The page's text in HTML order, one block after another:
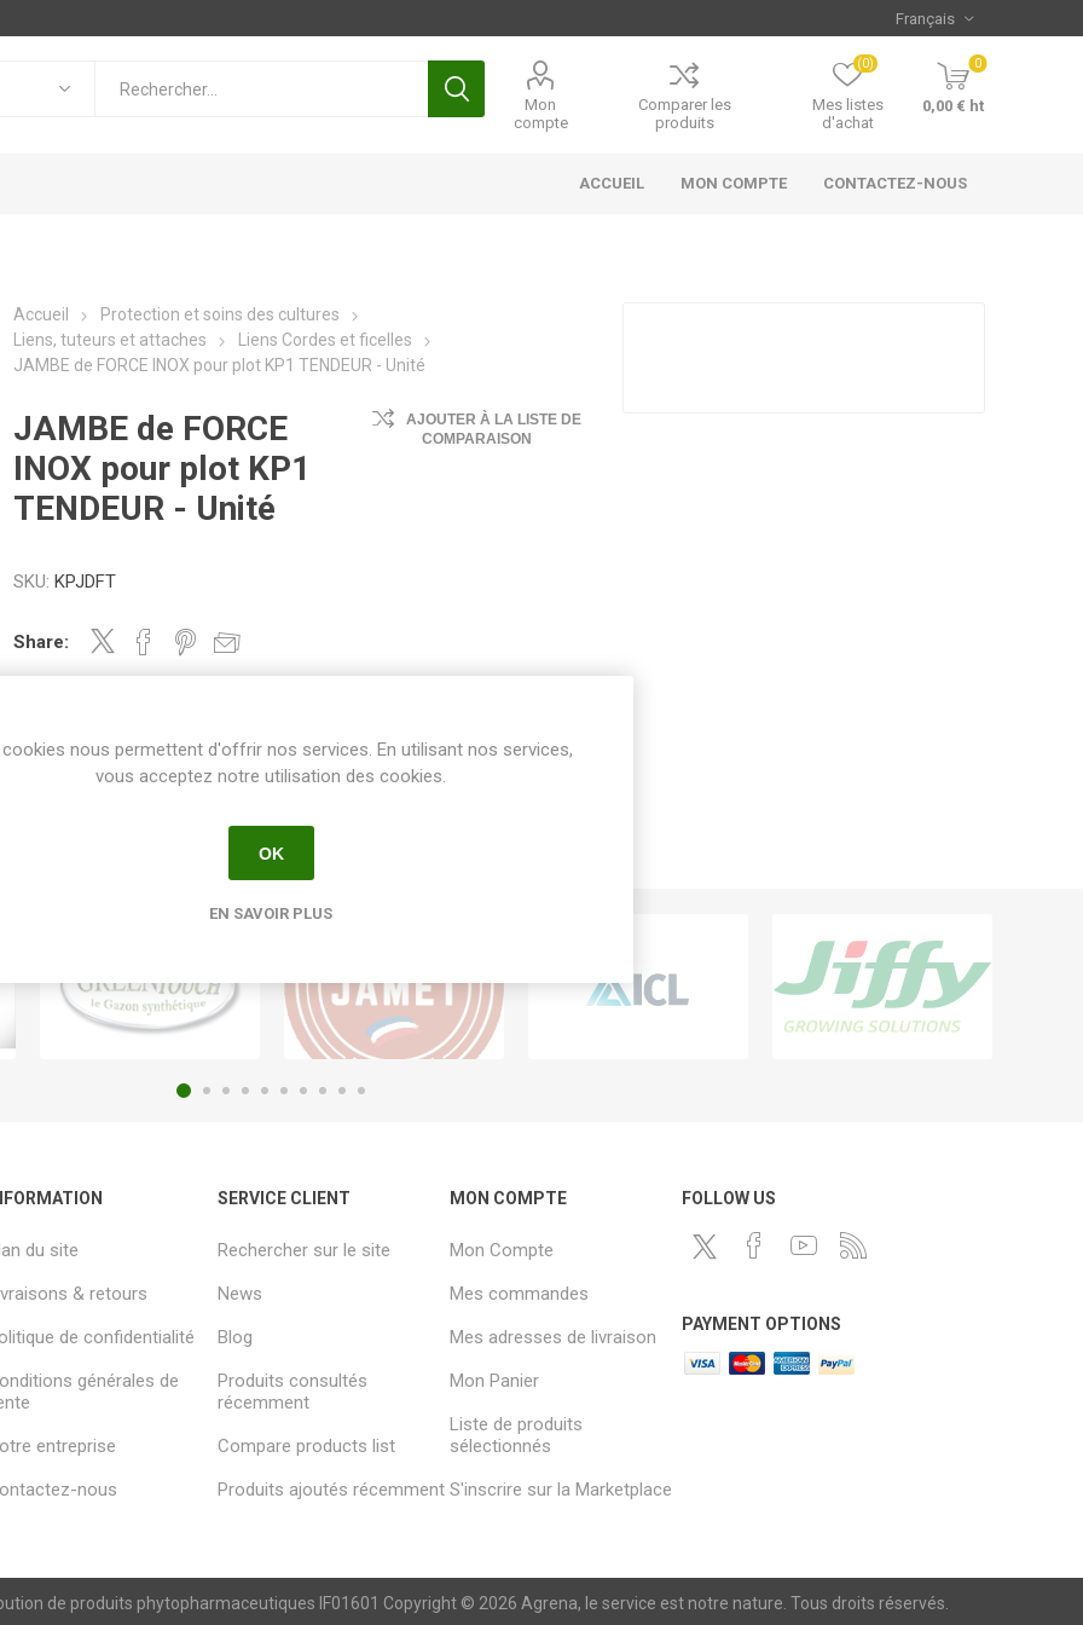
Mon
compte
Comparer les
produits
Mes listes
d'achat
(0) 0
0,00 € ht
ACCUEIL MON COMPTE CONTACTEZ-NOUS
Accueil
Protection et soins des cultures
Liens, tuteurs et attaches
Liens Cordes et ficelles
JAMBE de FORCE INOX pour plot KP1 TENDEUR - Unité
JAMBE de FORCE
INOX pour plot KP1
TENDEUR - Unité
AJOUTER À LA LISTE DE
COMPARAISON
SKU: KPJDFT
Share:
du site
& retours
de confidentialité
générales de
entreprise
nous
SERVICE CLIENT
Rechercher sur le site
News
Blog
Produits consultés
récemment
Compare products list
Produits ajoutés récemment
MON COMPTE
Mon Compte
Mes commandes
Mes adresses de livraison
Mon Panier
Liste de produits
sélectionnés
S'inscrire sur la Marketplace
FOLLOW US
PAYMENT OPTIONS
de produits phytopharmaceutiques IF01601 Copyright © 2026 Agrena, le service est notre nature. Tous droits réservés.
nous permettent d'offrir nos services. En utilisant nos services,
vous acceptez notre utilisation des cookies.
OK
EN SAVOIR PLUS